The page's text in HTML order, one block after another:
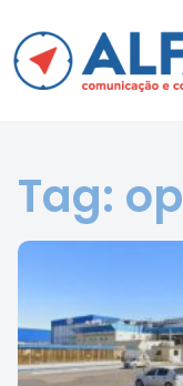
Tag: